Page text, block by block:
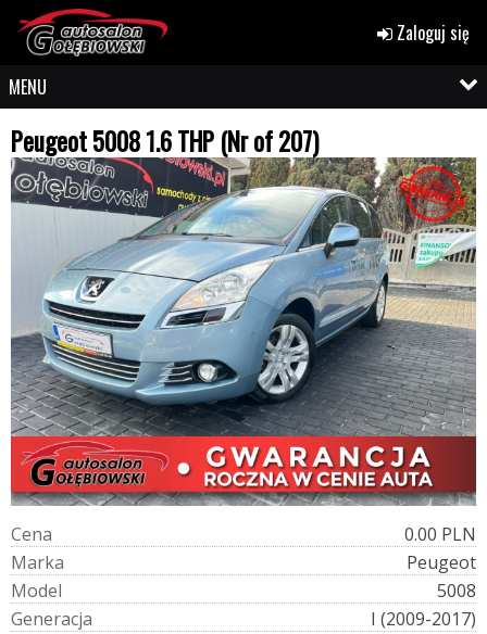
Zaloguj się
MENU
Peugeot 5008 1.6 THP (Nr of 207)
Cena
0.00 PLN
Marka
Peugeot
Model
5008
Generacja
I (2009-2017)